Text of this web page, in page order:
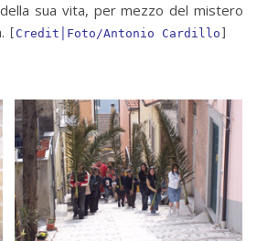
sua vita, per mezzo del mistero
Credit│Foto/Antonio Cardillo